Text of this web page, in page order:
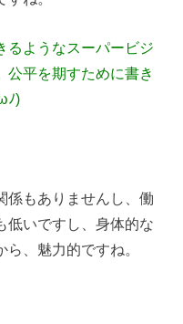
ようなスーパービジ
公平を期すために書き
ﾉ)
係もありませんし、働
低いですし、身体的な
、魅力的ですね。